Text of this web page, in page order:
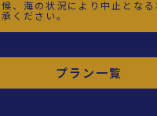
、海の状況により中止とな
ください。
プラン一覧